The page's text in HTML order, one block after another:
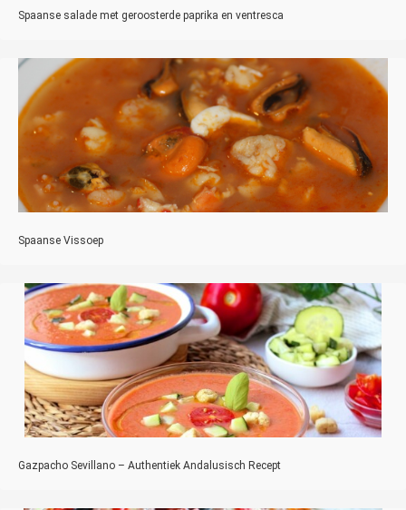
Spaanse salade met geroosterde paprika en ventresca
Spaanse Vissoep
Gazpacho Sevillano – Authentiek Andalusisch Recept